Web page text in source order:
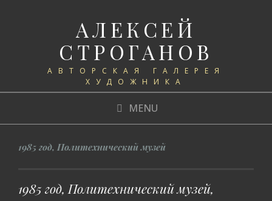
АЛЕКСЕЙ
СТРОГАНОВ
АВТОРСКАЯ ГАЛЕРЕЯ
ХУДОЖНИКА
MENU
1985 год, Политехнический музей
1985 год, Политехнический музей,